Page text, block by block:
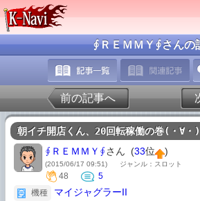
∮ＲＥＭＭＹ∮さんの
前の記事へ
朝イチ開店くん、20回転稼働の巻(・∀・)
∮ＲＥＭＭＹ∮さん (33位 )
(2015/06/17 09:51) ジャンル：スロット
48
5
機種
マイジャグラーII